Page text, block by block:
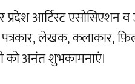
आर्टिस्ट एसोसिएशन
पत्रकार, लेखक, कलाकार,
को अनंत शुभकामनाएं।